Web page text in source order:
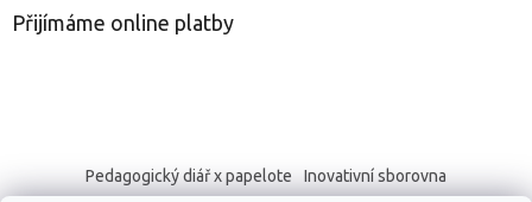
Přijímáme online platby
Pedagogický diář x papelote Inovativní sborovna